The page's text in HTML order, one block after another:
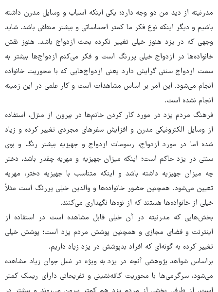
مدرنیته از دید من دو وجه دارد؛ یکی اینکه اسباب و وسایل مدرن داشته
باشیم و دیگر اینکه نوع فکر ما کمتر احساساتی و بیشتر منطقی باشد. شاید
وجهی که در یزد هنوز خیلی تغییر نکرده بحث ازدواج باشد. هنوز نقش
خانواده‌ها در ازدواج خیلی پررنگ است و فکر می‌کنم ازدواج‌ها بیشتر به
سمت ازدواج سنتی گرایش دارد یعنی ازدواج‌هایی که با محوریت خانواده
انجام می‌شود. این امر بر اساس مشاهدات است و کار علمی در این زمینه
انجام نشده است.
فرهنگ مردم یزد در مورد کار کردن خانم‌ها در بیرون از منزل، استفاده
از وسایل الکترونیکی مدرن و افزایش سفرهای مجردی تغییر کرده و زیاد
شده اما در مورد ازدواج، رسومات ازدواج و جهیزیه بیشتر رنگ و بوی
سنتی در یزد حاکم است؛ اینکه میزان جهیزیه و مهریه چقدر باشد، دختر
چه میزان جهیزیه داشته باشد و اینکه متناسب با جهیزیه دختر، مهریه
تعیین می‌شود. همچنین حضور خانواده‌ها و والدین خیلی پررنگ است مثلاً
خیلی از خانواده‌ها هستند که از نوه‌ها نگهداری می‌کنند.
بخش‌هایی که مدرنیته در آن خیلی قابل مشاهده است در استفاده از
اینترنت و فضای مجازی و همچنین پوشش مردم یزد است؛ پوشش خیلی
تغییر کرده به گونه‌ای که افراد بدپوشش در یزد زیاد داریم.
براساس شواهد پژوهشی آنچه در یزد به ویژه در نسل جوان زیاد مشاهده
می‌شود، سرگرمی‌ها با محوریت کافه‌نشینی و تفریحاتی دارای ریسک کمتر